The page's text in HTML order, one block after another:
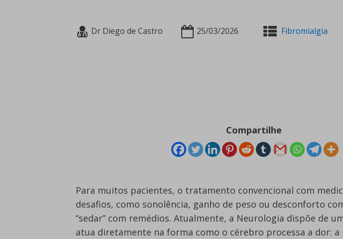
Dr Diego de Castro 25/03/2026 Fibromialgia
Compartilhe
Para muitos pacientes, o tratamento convencional com
desafios, como sonolência, ganho de peso ou desconforto
“sedar” com remédios. Atualmente, a Neurologia dispõe de
atua diretamente na forma como o cérebro processa a dor: a